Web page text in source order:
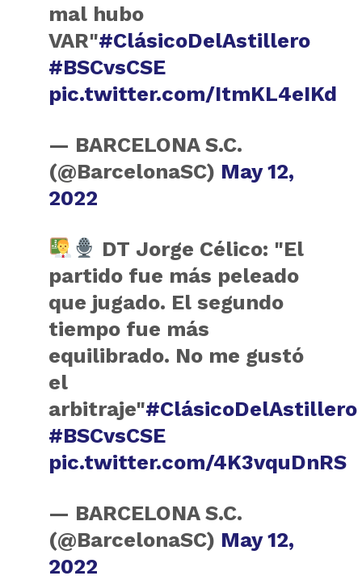
mal hubo
VAR"#ClásicoDelAstillero
#BSCvsCSE
pic.twitter.com/ItmKL4eIKd
— BARCELONA S.C.
(@BarcelonaSC) May 12,
2022
DT Jorge Célico: "El
partido fue más peleado
que jugado. El segundo
tiempo fue más
equilibrado. No me gustó
el
arbitraje"#ClásicoDelAstillero
#BSCvsCSE
pic.twitter.com/4K3vquDnRS
— BARCELONA S.C.
(@BarcelonaSC) May 12,
2022